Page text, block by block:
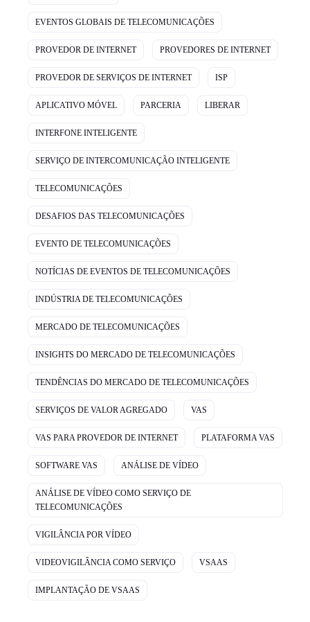
EVENTOS GLOBAIS DE TELECOMUNICAÇÕES
PROVEDOR DE INTERNET PROVEDORES DE INTERNET
PROVEDOR DE SERVIÇOS DE INTERNET ISP
APLICATIVO MÓVEL PARCERIA LIBERAR
INTERFONE INTELIGENTE
SERVIÇO DE INTERCOMUNICAÇÃO INTELIGENTE
TELECOMUNICAÇÕES
DESAFIOS DAS TELECOMUNICAÇÕES
EVENTO DE TELECOMUNICAÇÕES
NOTÍCIAS DE EVENTOS DE TELECOMUNICAÇÕES
INDÚSTRIA DE TELECOMUNICAÇÕES
MERCADO DE TELECOMUNICAÇÕES
INSIGHTS DO MERCADO DE TELECOMUNICAÇÕES
TENDÊNCIAS DO MERCADO DE TELECOMUNICAÇÕES
SERVIÇOS DE VALOR AGREGADO VAS
VAS PARA PROVEDOR DE INTERNET PLATAFORMA VAS
SOFTWARE VAS ANÁLISE DE VÍDEO
ANÁLISE DE VÍDEO COMO SERVIÇO DE
TELECOMUNICAÇÕES
VIGILÂNCIA POR VÍDEO
VIDEOVIGILÂNCIA COMO SERVIÇO VSAAS
IMPLANTAÇÃO DE VSAAS